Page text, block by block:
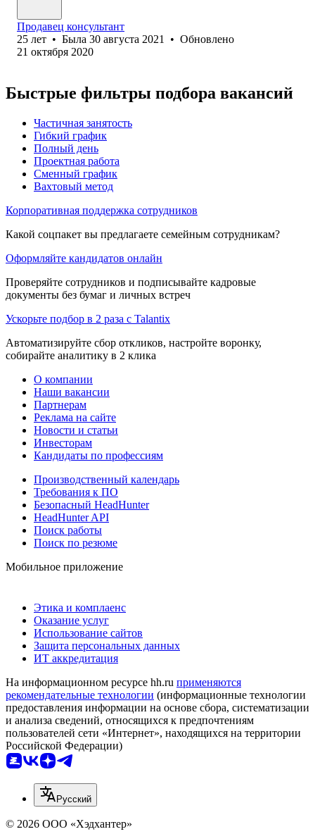
Продавец консультант
25 лет • Была 30 августа 2021 • Обновлено
21 октября 2020
Быстрые фильтры подбора вакансий
Частичная занятость
Гибкий график
Полный день
Проектная работа
Сменный график
Вахтовый метод
Корпоративная поддержка сотрудников
Какой соцпакет вы предлагаете семейным сотрудникам?
Оформляйте кандидатов онлайн
Проверяйте сотрудников и подписывайте кадровые
документы без бумаг и личных встреч
Ускорьте подбор в 2 раза с Talantix
Автоматизируйте сбор откликов, настройте воронку,
собирайте аналитику в 2 клика
О компании
Наши вакансии
Партнерам
Реклама на сайте
Новости и статьи
Инвесторам
Кандидаты по профессиям
Производственный календарь
Требования к ПО
Безопасный HeadHunter
HeadHunter API
Поиск работы
Поиск по резюме
Мобильное приложение
Этика и комплаенс
Оказание услуг
Использование сайтов
Защита персональных данных
ИТ аккредитация
На информационном ресурсе hh.ru применяются
рекомендательные технологии (информационные технологии
предоставления информации на основе сбора, систематизации
и анализа сведений, относящихся к предпочтениям
пользователей сети «Интернет», находящихся на территории
Российской Федерации)
Русский
© 2026 ООО «Хэдхантер»